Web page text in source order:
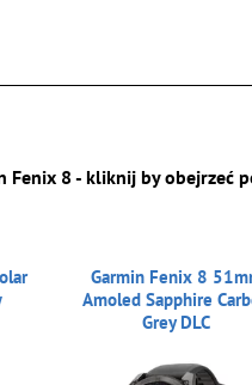
Fenix 8 - kliknij by obejrzeć
Garmin Fenix 8
Amoled Sapphire
Grey DLC